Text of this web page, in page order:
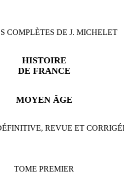
COMPLÈTES DE J. MICHELET
HISTOIRE
DE FRANCE
MOYEN ÂGE
REVUE ET
TOME PREMIER